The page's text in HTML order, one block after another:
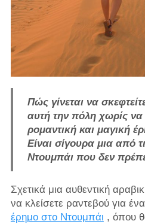
Πώς γίνεται να
αυτή την πόλη χωρίς να
ρομαντική και μαγική
Είναι σίγουρα μια από
Ντουμπάι που δεν
Σχετικά μια αυθεντική
να κλείσετε ραντεβού για ένα
έρημο στο Ντουμπάι , όπου